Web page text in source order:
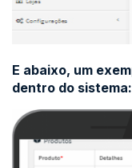
E abaixo, um
dentro do sistema: